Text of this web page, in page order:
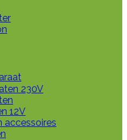
230V
12V
accessoires